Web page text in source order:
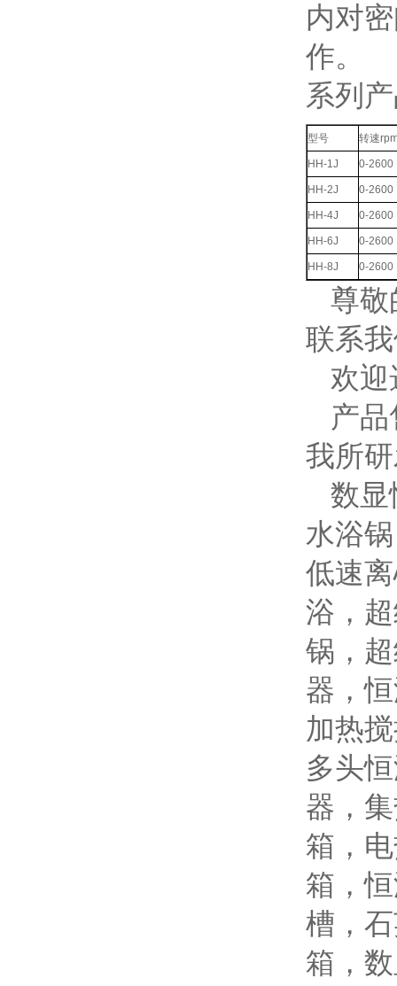
内对
作。
系列
型号 转速
HH-1J 0-2600
HH-2J 0-2600
HH-4J 0-2600
HH-6J 0-2600
HH-8J 0-2600
尊敬
联系
欢迎
产
我所
数显
水浴
低速
浴，
锅，
器，
加热
多头
器，
箱，
箱，
槽，
箱，